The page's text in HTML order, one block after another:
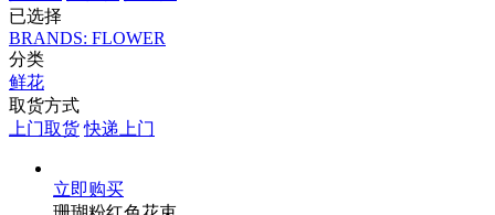
已选择
BRANDS: FLOWER
分类
鲜花
取货方式
上门取货 快递上门
立即购买